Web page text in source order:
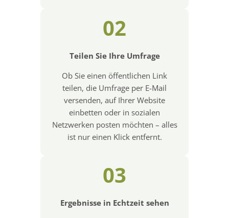
02
Teilen Sie Ihre Umfrage
Ob Sie einen öffentlichen Link
teilen, die Umfrage per E-Mail
versenden, auf Ihrer Website
einbetten oder in sozialen
Netzwerken posten möchten – alles
ist nur einen Klick entfernt.
03
Ergebnisse in Echtzeit sehen